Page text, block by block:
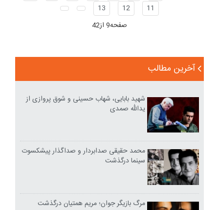
11
12
13
صفحه9 از42
آخرین مطالب
شهید بابایی، شهاب حسینی و شوق پروازی از
یدالله صمدی
محمد حقیقی صدابردار و صداگذار پیشکسوت
سینما درگذشت
مرگ بازیگر جوان؛ مریم همتیان درگذشت